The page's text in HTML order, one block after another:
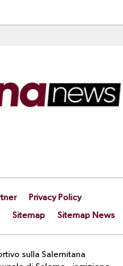
Privacy Policy
Sitemap Sitemap News
sulla Salernitana